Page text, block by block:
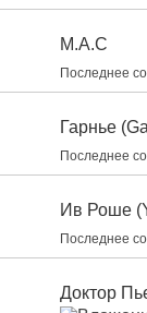
M.A.C
Последнее
Гарнье
Последнее
Ив Роше
Последнее
Доктор